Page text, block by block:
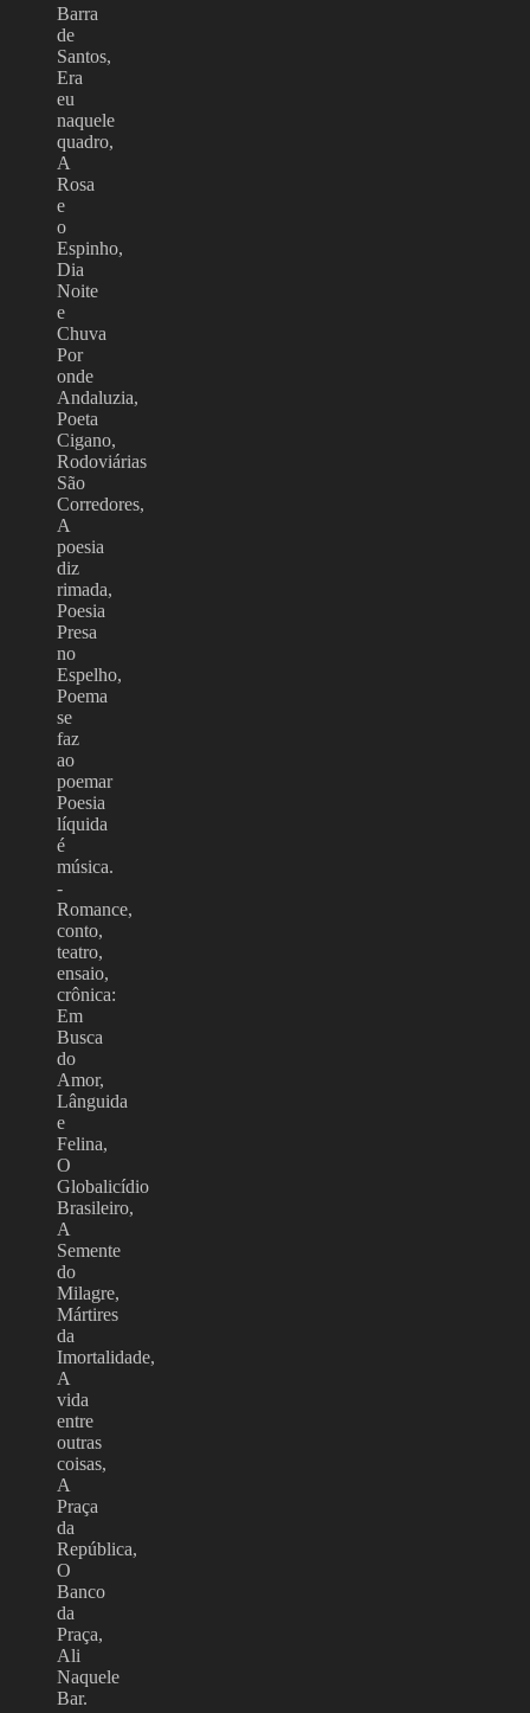
Barra
de
Santos,
Era
eu
naquele
quadro,
A
Rosa
e
o
Espinho,
Dia
Noite
e
Chuva
Por
onde
Andaluzia,
Poeta
Cigano,
Rodoviárias
São
Corredores,
A
poesia
diz
rimada,
Poesia
Presa
no
Espelho,
Poema
se
faz
ao
poemar
Poesia
líquida
é
música.
-
Romance,
conto,
teatro,
ensaio,
crônica:
Em
Busca
do
Amor,
Lânguida
e
Felina,
O
Globalicídio
Brasileiro,
A
Semente
do
Milagre,
Mártires
da
Imortalidade,
A
vida
entre
outras
coisas,
A
Praça
da
República,
O
Banco
da
Praça,
Ali
Naquele
Bar.